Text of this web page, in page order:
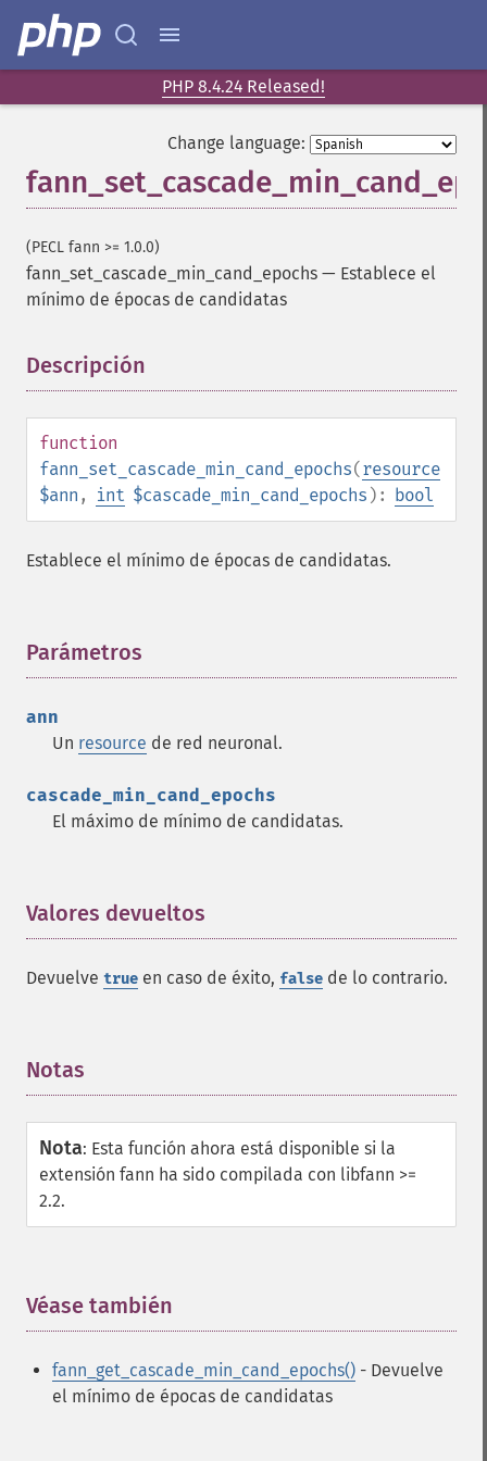
PHP 8.4.24 Released!
Change language:
(PECL fann >= 1.0.0)
fann_set_cascade_min_cand_epochs — Establece el
mínimo de épocas de candidatas
Descripción
function
fann_set_cascade_min_cand_epochs(resource
$ann , int $cascade_min_cand_epochs ): bool
Establece el mínimo de épocas de candidatas.
Parámetros
ann
Un resource de red neuronal.
cascade_min_cand_epochs
El máximo de mínimo de candidatas.
Valores devueltos
Devuelve true en caso de éxito, false de lo contrario.
Notas
Nota: Esta función ahora está disponible si la
extensión fann ha sido compilada con libfann >=
2.2.
Véase también
fann_get_cascade_min_cand_epochs() - Devuelve
el mínimo de épocas de candidatas
fann_​clear_​scaling_​params
fann_​copy
fann_​create_​from_​file
fann_​create_​shortcut
fann_​create_​shortcut_​array